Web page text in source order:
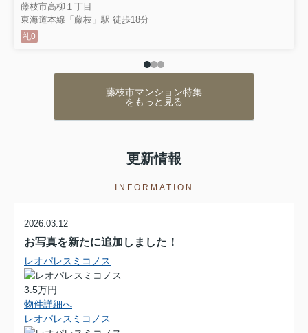
藤枝市高柳１丁目
東海道本線「藤枝」駅 徒歩18分
礼0
藤枝市マンション特集
をもっと見る
更新情報
INFORMATION
2026.03.12
お写真を新たに追加しました！
レオパレスミコノス
3.5万円
物件詳細へ
レオパレスミコノス